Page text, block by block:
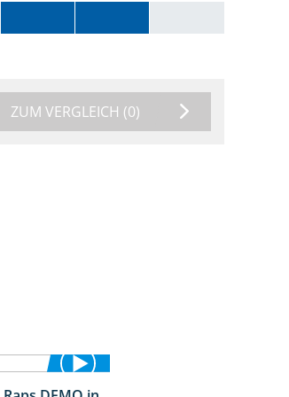
ZUM VERGLEICH (0)